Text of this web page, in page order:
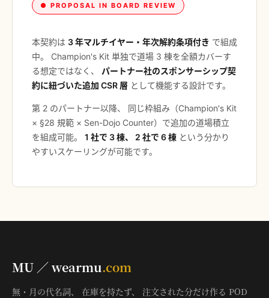
● PROPOSAL IN BOARD REVIEW
本契約は 3 年マルチイヤー・年次解約条項付き で組成
中。 Champion's Kit 単独で道場 3 棟を全額カバーす
る想定ではなく、 パートナー社のスポンサーシップ契
約に紐づいた追加 CSR 層 として機能する設計です。
第 2 のパートナー以降、 同じ枠組み（Champion's Kit
× §28 規範 × Sen-Dojo Counter）で追加の道場積立
を組成可能。 1 社で 3 棟、 2 社で 6 棟 という分かり
やすいスケーリングが可能です。
MU ／ wearmu.com
無・月の代名詞、 在庫を持たず、 注文された分だけ作る POD